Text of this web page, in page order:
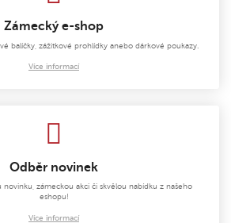
Zámecký e-shop
balíčky, zážitkové prohlídky anebo dárkové poukazy.
Více informací
Odběr novinek
zámeckou akci či skvělou nabídku z našeho
eshopu!
Více informací